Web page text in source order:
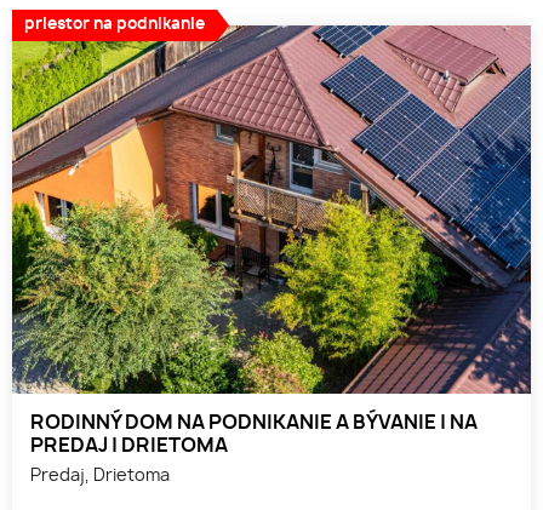
RODINNÝ DOM NA PODNIKANIE A BÝVANIE | NA
PREDAJ | DRIETOMA
Predaj, Drietoma
priestor na podnikanie